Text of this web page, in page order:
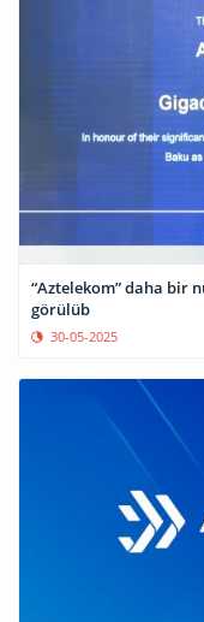
“Aztelekom” daha bir
görülüb
30-05-2025